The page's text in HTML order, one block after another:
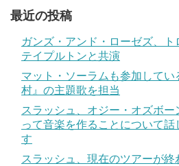
最近の投稿
ガンズ・アンド・ローゼズ、
テイプルトンと共演
マット・ソーラムも参加してい
村』の主題歌を担当
スラッシュ、オジー・オズボー
って音楽を作ることについて
す
スラッシュ、現在のツアーが